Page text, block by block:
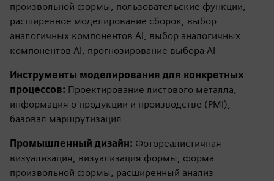
произвольной формы, пользовательские функции,
расширенное моделирование сборок, выбор
аналогичных компонентов AI, выбор аналогичных
компонентов AI, прогнозирование выбора AI
Инструменты моделирования для конкретных
процессов: Проектирование листового металла,
информация о продукции и производстве (PMI),
базовая маршрутизация
Промышленный дизайн: Фотореалистичная
визуализация, визуализация формы, форма
произвольной формы, расширенный анализ